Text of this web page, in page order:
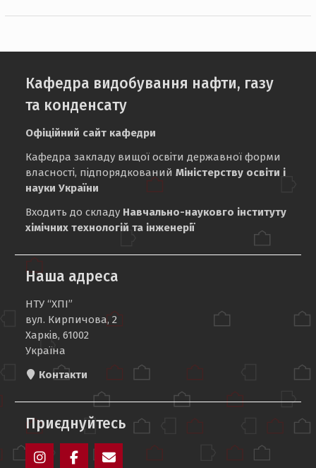
Кафедра видобування нафти, газу
та конденсату
Офіційний сайт кафедри
Кафедра закладу вищої освіти державної форми
власності, підпорядкованийМіністерству освіти і
науки України
Входить до складу Навчально-науковго інституту
хімічних технологій та інженерії
Наша адреса
НТУ “ХПІ”
вул. Кирпичова, 2
Харків, 61002
Україна
Контакти
Приєднуйтесь